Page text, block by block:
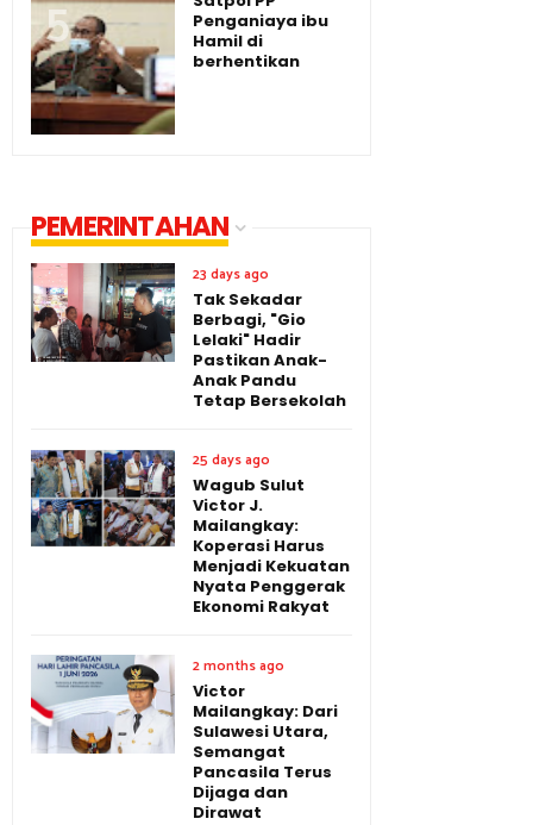
Penganiaya ibu
Hamil di
berhentikan
PEMERINTAHAN
23 days ago
Tak Sekadar
Berbagi, "Gio
Lelaki" Hadir
Pastikan Anak-
Anak Pandu
Tetap Bersekolah
25 days ago
Wagub Sulut
Victor J.
Mailangkay:
Koperasi Harus
Menjadi Kekuatan
Nyata Penggerak
Ekonomi Rakyat
2 months ago
Victor
Mailangkay: Dari
Sulawesi Utara,
Semangat
Pancasila Terus
Dijaga dan
Dirawat